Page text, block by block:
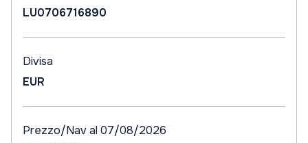
LU0706716890
Divisa
EUR
Prezzo/Nav al 07/08/2026